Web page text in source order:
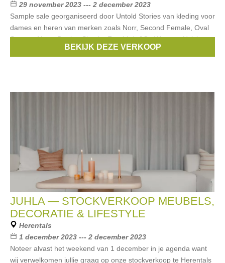
29 november 2023 --- 2 december 2023
Sample sale georganiseerd door Untold Stories van kleding voor
dames en heren van merken zoals Norr, Second Female, Oval
Square, Neuw Denim, Simple, Freebird, &Co Woman, Hvisk,
Minimum, Les Deux, ABEKIJK DEZE VERKOOP
JUHLA — STOCKVERKOOP MEUBELS,
DECORATIE & LIFESTYLE
Herentals
1 december 2023 --- 2 december 2023
Noteer alvast het weekend van 1 december in je agenda want
wij verwelkomen jullie graag op onze stockverkoop te Herentals